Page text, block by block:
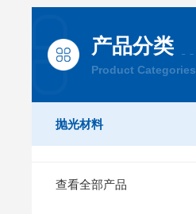
产品分类
Product Categories
抛光材料
查看全部产品